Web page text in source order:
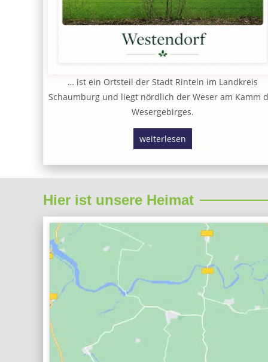
… ist ein Ortsteil der Stadt Rinteln im Landkreis
Schaumburg und liegt nördlich der Weser am Kamm
Wesergebirges.
weiterlesen
Hier ist unsere Heimat